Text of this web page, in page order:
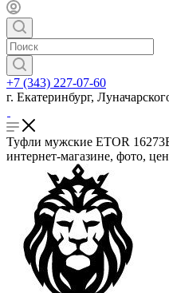
+7 (343) 227-07-60
г. Екатеринбург,
Туфли мужские ETOR
интернет-магазине, фото,